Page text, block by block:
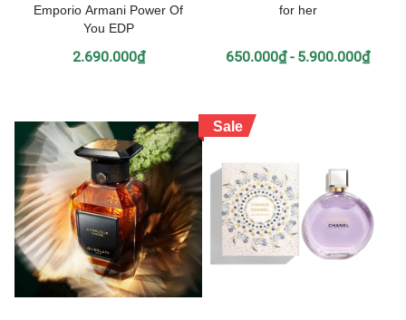
Emporio Armani Power Of
You EDP
2.690.000₫
for her
650.000₫ - 5.900.000₫
Sale